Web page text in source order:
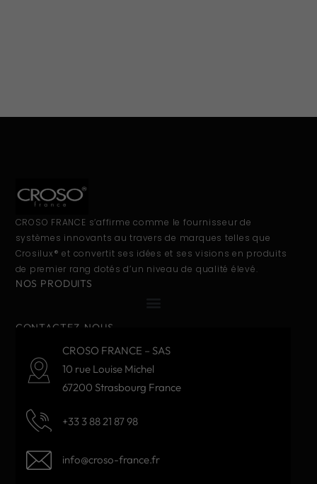
CROSO FRANCE s’affirme comme le fournisseur de
systèmes innovants au travers de marques telles que
Crosilux® et convertit ses idées et ses visions en produits
de premier rang dotés d’un niveau de qualité élevé.
NOS PRODUITS
CONTACTEZ-NOUS
CROSO FRANCE – SAS
10 rue Louise Michel
67200 Strasbourg France
+33 3 88 21 87 98
info@croso-france.fr